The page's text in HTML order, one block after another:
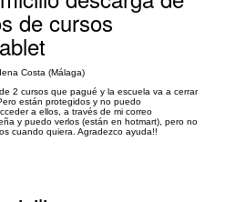
de cursos
Costa (Málaga)
2 cursos que pagué y la escuela va a cerrar
están protegidos y no puedo
a ellos, a través de mi correo
y puedo verlos (están en hotmart), pero no
cuando quiera. Agradezco ayuda!!